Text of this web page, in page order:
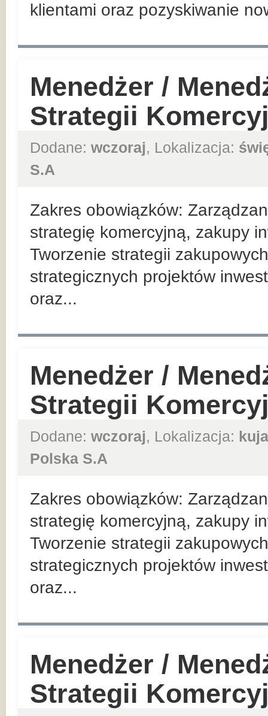
klientami oraz pozyskiwanie
Menedżer /
Strategii
Dodane: wczoraj, Lokalizacja:
S.A
Zakres obowiązków:
strategię komercyjną, zakupy
Tworzenie strategii
strategicznych projektów
oraz...
Menedżer /
Strategii
Dodane: wczoraj, Lokalizacja:
Polska S.A
Zakres obowiązków:
strategię komercyjną, zakupy
Tworzenie strategii
strategicznych projektów
oraz...
Menedżer /
Strategii